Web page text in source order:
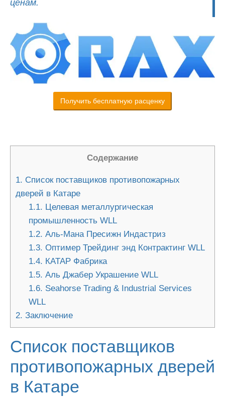
ценам.
Получить бесплатную расценку
Содержание
1. Список поставщиков противопожарных
дверей в Катаре
1.1. Целевая металлургическая
промышленность WLL
1.2. Аль-Мана Пресижн Индастриз
1.3. Оптимер Трейдинг энд Контрактинг WLL
1.4. КАТАР Фабрика
1.5. Аль Джабер Украшение WLL
1.6. Seahorse Trading & Industrial Services
WLL
2. Заключение
Список поставщиков
противопожарных дверей
в Катаре